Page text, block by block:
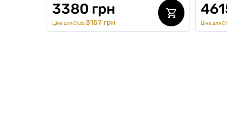
3380 грн
Ціна для Club:3157 грн Ціна для